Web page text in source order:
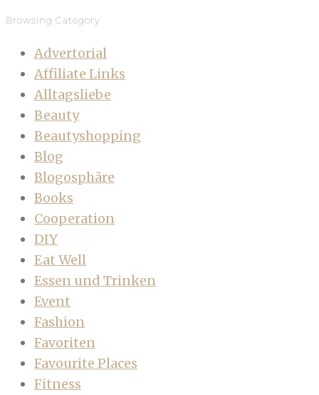
Browsing Category
Advertorial
Affiliate Links
Alltagsliebe
Beauty
Beautyshopping
Blog
Blogosphäre
Books
Cooperation
DIY
Eat Well
Essen und Trinken
Event
Fashion
Favoriten
Favourite Places
Fitness